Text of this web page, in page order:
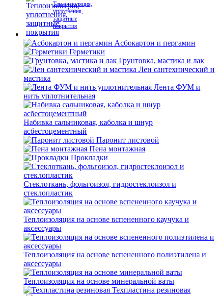
Теплоизоляция,
уплотнения,
защитные
покрытия
Асбокартон и пергамин
Герметики
Грунтовка, мастика и лак
Лен сантехнический и
мастика
Лента ФУМ и
нить уплотнительная
Набивка сальниковая, каболка и шнур
асбестоцементный
Паронит листовой
Пена монтажная
Прокладки
Стеклоткань, фольгоизол, гидростеклоизол и
стеклопластик
Теплоизоляция на основе вспененного каучука и
аксессуары
Теплоизоляция на основе вспененного полиэтилена и
аксессуары
Теплоизоляция на основе минеральной ваты
Техпластина резиновая